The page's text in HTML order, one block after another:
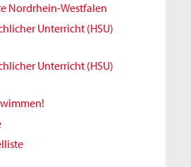
Nordrhein-Westfalen
Unterricht (HSU)
Unterricht (HSU)